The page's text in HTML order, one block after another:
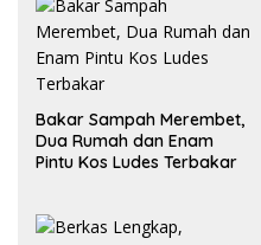
Bakar Sampah Merembet,
Dua Rumah dan Enam
Pintu Kos Ludes Terbakar